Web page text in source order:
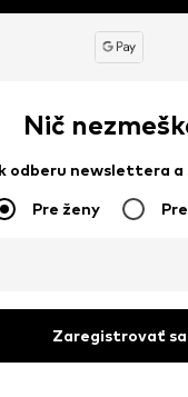
Nič
odberu newslettera a
Pre ženy
Zaregistrovať sa